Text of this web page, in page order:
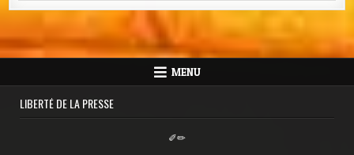
MENU
LIBERTÉ DE LA PRESSE
✐✏